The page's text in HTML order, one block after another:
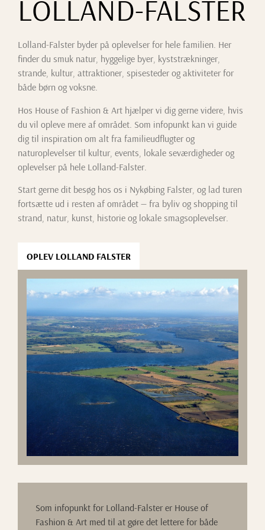
LOLLAND-FALSTER
Lolland-Falster byder på oplevelser for hele familien. Her
finder du smuk natur, hyggelige byer, kyststrækninger,
strande, kultur, attraktioner, spisesteder og aktiviteter for
både børn og voksne.
Hos House of Fashion & Art hjælper vi dig gerne videre, hvis
du vil opleve mere af området. Som infopunkt kan vi guide
dig til inspiration om alt fra familieudflugter og
naturoplevelser til kultur, events, lokale seværdigheder og
oplevelser på hele Lolland-Falster.
Start gerne dit besøg hos os i Nykøbing Falster, og lad turen
fortsætte ud i resten af området — fra byliv og shopping til
strand, natur, kunst, historie og lokale smagsoplevelser.
OPLEV LOLLAND FALSTER
Som infopunkt for Lolland-Falster er House of
Fashion & Art med til at gøre det lettere for både